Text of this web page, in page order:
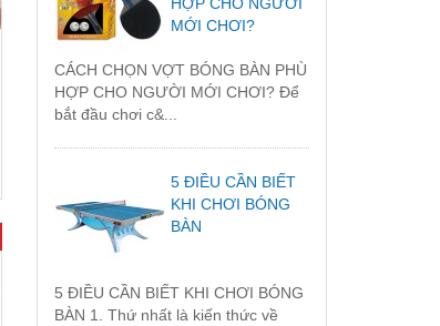
HỢP CHO NGƯỜI
MỚI CHƠI?
CÁCH CHỌN VỢT BÓNG BÀN PHÙ
HỢP CHO NGƯỜI MỚI CHƠI? Để
bắt đầu chơi c&...
5 ĐIỀU CẦN BIẾT
KHI CHƠI BÓNG
BÀN
5 ĐIỀU CẦN BIẾT KHI CHƠI BÓNG
BÀN 1. Thứ nhất là kiến thức về